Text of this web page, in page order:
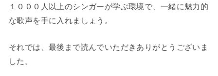
１０００人以上のシンガーが学ぶ環境で、一緒に魅力的
な歌声を手に入れましょう。
それでは、最後まで読んでいただきありがとうございま
した。